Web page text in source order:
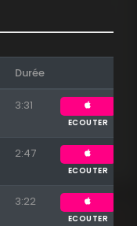
Durée
3:31
ECOUTER
2:47
ECOUTER
3:22
ECOUTER